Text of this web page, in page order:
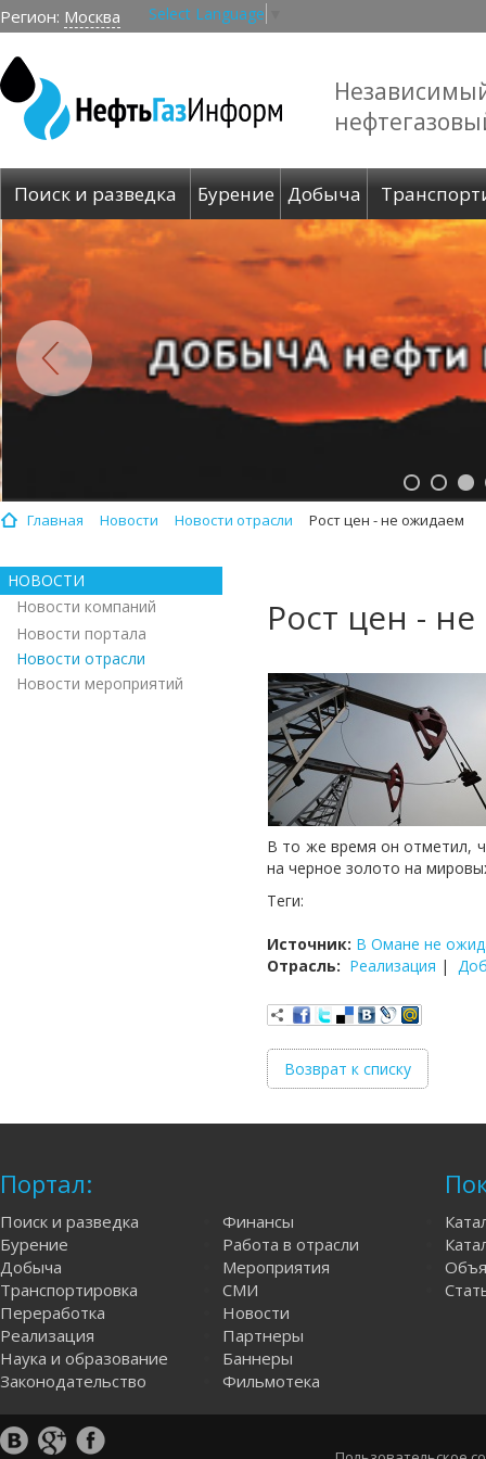
Регион: Москва Select Language
Поиск и разведка Бурение Добыча
Главная Новости Новости отрасли Рост цен - не ожидаем
НОВОСТИ
Новости компаний
Новости портала
Новости отрасли
Новости мероприятий
Рост цен -
В то же время он отметил,
на черное золото на
Теги:
Источник: В Омане не
Отрасль: Реализация |
Возврат к списку
Портал:
Поиск и разведка
Бурение
Добыча
Транспортировка
Переработка
Реализация
Наука и образование
Законодательство
Финансы
Работа в отрасли
Мероприятия
СМИ
Новости
Партнеры
Баннеры
Фильмотека